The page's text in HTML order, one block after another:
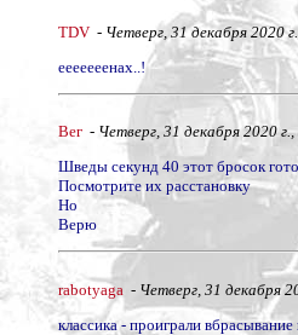
TDV - Четверг, 31 декабря 2020
ееееееенах..!
Вег - Четверг, 31 декабря 2020
Шведы секунд 40 этот бросок
Посмотрите их расстановку
Но
Верю
rabotyaga - Четверг, 31 декабря
классика - проиграли